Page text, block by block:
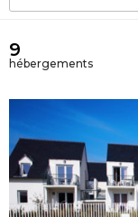
9
hébergements